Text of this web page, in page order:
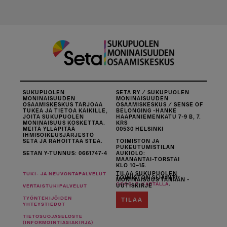
SUKUPUOLEN
MONINAISUUDEN
OSAAMISKESKUS TARJOAA
TUKEA JA TIETOA KAIKILLE,
JOITA SUKUPUOLEN
MONINAISUUS KOSKETTAA.
MEITÄ YLLÄPITÄÄ
IHMISOIKEUSJÄRJESTÖ
SETA JA RAHOITTAA STEA.
SETAN Y-TUNNUS: 0661747-4
SETA RY / SUKUPUOLEN
MONINAISUUDEN
OSAAMISKESKUS / SENSE OF
BELONGING -HANKE
HAAPANIEMENKATU 7-9 B, 7.
KRS
00530 HELSINKI
TOIMISTON JA
PUKEUTUMISTILAN
AUKIOLO:
MAANANTAI-TORSTAI
KLO 10–15.
TOIMISTON SIJAINTI
GOOGLE-KARTALLA
TUKI- JA NEUVONTAPALVELUT
VERTAISTUKIPALVELUT
TYÖNTEKIJÖIDEN
YHTEYSTIEDOT
TIETOSUOJASELOSTE
(INFORMOINTIASIAKIRJA)
TILAA SUKUPUOLEN
MONINAISUUS TÄNÄÄN -
UUTISKIRJE
TILAA